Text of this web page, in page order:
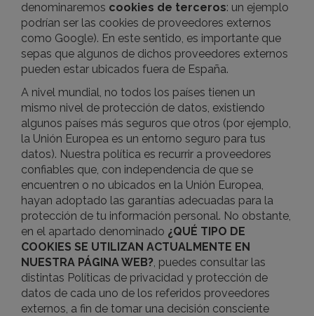
denominaremos cookies de terceros: un ejemplo
podrían ser las cookies de proveedores externos
como Google). En este sentido, es importante que
sepas que algunos de dichos proveedores externos
pueden estar ubicados fuera de España.
A nivel mundial, no todos los países tienen un
mismo nivel de protección de datos, existiendo
algunos países más seguros que otros (por ejemplo,
la Unión Europea es un entorno seguro para tus
datos). Nuestra política es recurrir a proveedores
confiables que, con independencia de que se
encuentren o no ubicados en la Unión Europea,
hayan adoptado las garantías adecuadas para la
protección de tu información personal. No obstante,
en el apartado denominado ¿QUÉ TIPO DE
COOKIES SE UTILIZAN ACTUALMENTE EN
NUESTRA PÁGINA WEB?, puedes consultar las
distintas Políticas de privacidad y protección de
datos de cada uno de los referidos proveedores
externos, a fin de tomar una decisión consciente